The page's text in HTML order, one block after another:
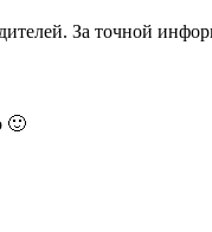
За точной
🙂